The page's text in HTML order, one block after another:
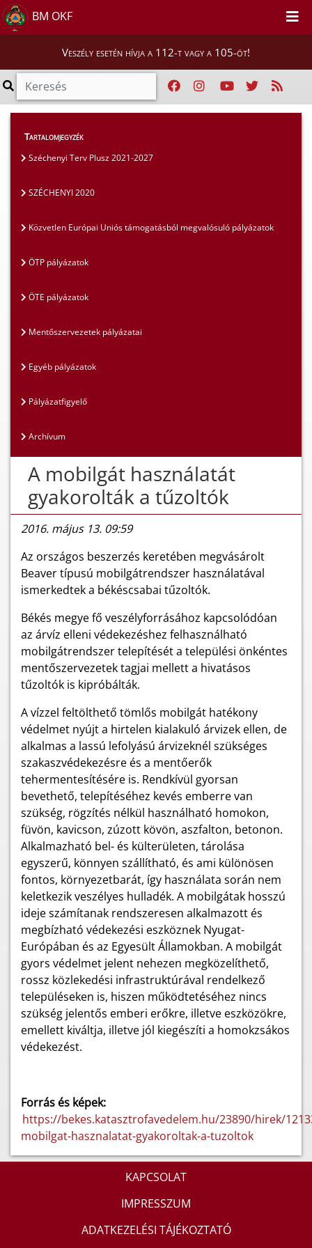
BM OKF
Veszély esetén hívja a 112-t vagy a 105-öt!
Szakmai tájékoztatók
Egyéb pályázatok
Tartalomjegyzék
Széchenyi Terv Plusz 2021-2027
SZÉCHENYI 2020
Közvetlen Európai Uniós támogatásból megvalósuló pályázatok
ÖTP pályázatok
ÖTE pályázatok
Mentőszervezetek pályázatai
Egyéb pályázatok
Pályázatfigyelő
Archívum
A mobilgát használatát
gyakorolták a tűzoltók
2016. május 13. 09:59
Az országos beszerzés keretében megvásárolt
Beaver típusú mobilgátrendszer használatával
ismerkedtek a békéscsabai tűzoltók.
Békés megye fő veszélyforrásához kapcsolódóan
az árvíz elleni védekezéshez felhasználható
mobilgátrendszer telepítését a települési önkéntes
mentőszervezetek tagjai mellett a hivatásos
tűzoltók is kipróbálták.
A vízzel feltölthető tömlős mobilgát hatékony
védelmet nyújt a hirtelen kialakuló árvizek ellen, de
alkalmas a lassú lefolyású árvizeknél szükséges
szakaszvédekezésre és a mentőerők
tehermentesítésére is. Rendkívül gyorsan
bevethető, telepítéséhez kevés emberre van
szükség, rögzítés nélkül használható homokon,
füvön, kavicson, zúzott kövön, aszfalton, betonon.
Alkalmazható bel- és külterületen, tárolása
egyszerű, könnyen szállítható, és ami különösen
fontos, környezetbarát, így használata során nem
keletkezik veszélyes hulladék. A mobilgátak hosszú
ideje számítanak rendszeresen alkalmazott és
megbízható védekezési eszköznek Nyugat-
Európában és az Egyesült Államokban. A mobilgát
gyors védelmet jelent nehezen megközelíthető,
rossz közlekedési infrastruktúrával rendelkező
településeken is, hiszen működtetéséhez nincs
szükség jelentős emberi erőkre, illetve eszközökre,
emellett kiváltja, illetve jól kiegészíti a homokzsákos
védekezést.
Forrás és képek:
https://bekes.katasztrofavedelem.hu/23890/hirek/
mobilgat-hasznalatat-gyakoroltak-a-tuzoltok
KAPCSOLAT
IMPRESSZUM
ADATKEZELÉSI TÁJÉKOZTATÓ